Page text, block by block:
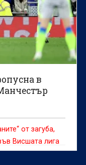
в
от загуба,
Висшата лига